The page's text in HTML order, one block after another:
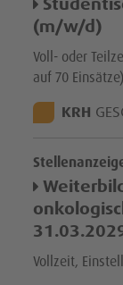
(m/w/d)
Voll- oder
auf 70
KRH
Vollzeit,